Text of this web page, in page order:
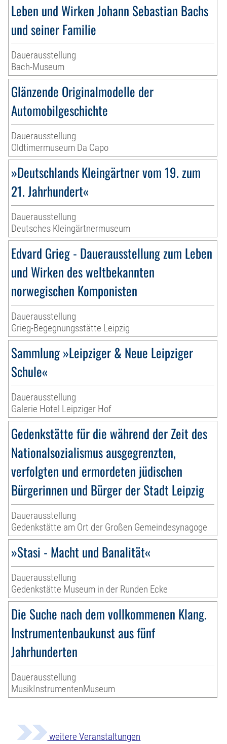
Leben und Wirken Johann Sebastian Bachs
und seiner Familie
Dauerausstellung
Bach-Museum
Glänzende Originalmodelle der
Automobilgeschichte
Dauerausstellung
Oldtimermuseum Da Capo
»Deutschlands Kleingärtner vom 19. zum
21. Jahrhundert«
Dauerausstellung
Deutsches Kleingärtnermuseum
Edvard Grieg - Dauerausstellung zum Leben
und Wirken des weltbekannten
norwegischen Komponisten
Dauerausstellung
Grieg-Begegnungsstätte Leipzig
Sammlung »Leipziger & Neue Leipziger
Schule«
Dauerausstellung
Galerie Hotel Leipziger Hof
Gedenkstätte für die während der Zeit des
Nationalsozialismus ausgegrenzten,
verfolgten und ermordeten jüdischen
Bürgerinnen und Bürger der Stadt Leipzig
Dauerausstellung
Gedenkstätte am Ort der Großen Gemeindesynagoge
»Stasi - Macht und Banalität«
Dauerausstellung
Gedenkstätte Museum in der Runden Ecke
Die Suche nach dem vollkommenen Klang.
Instrumentenbaukunst aus fünf
Jahrhunderten
Dauerausstellung
MusikInstrumentenMuseum
weitere Veranstaltungen